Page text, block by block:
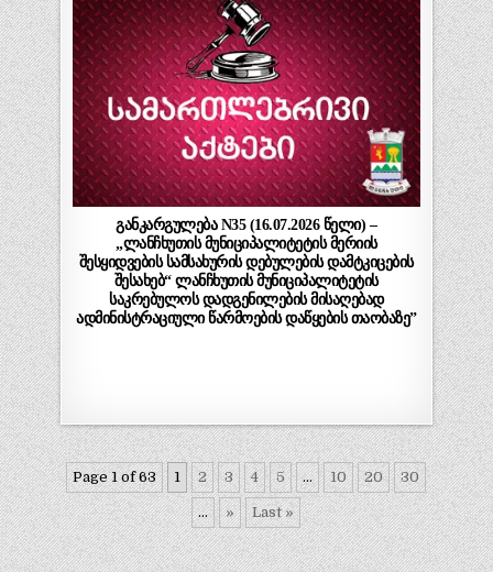
განკარგულება N35 (16.07.2026 წელი) –
„ლანჩხუთის მუნიციპალიტეტის მერიის
შესყიდვების სამსახურის დებულების დამტკიცების
შესახებ“ ლანჩხუთის მუნიციპალიტეტის
საკრებულოს დადგენილების მისაღებად
ადმინისტრაციული წარმოების დაწყების თაობაზე”
Page 1 of 63 1 2 3 4 5 ... 10 20 30
... » Last »